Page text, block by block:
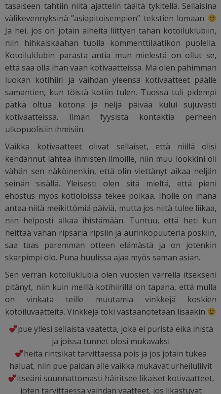
tasaiseen tahtiin niitä ajattelin täältä tykitellä. Sellaisina
välikevennyksinä ”asiapitoisempien” tekstien lomaan
Ja hei, jos on jotain aiheita liittyen tähän kotoiluklubiin,
niin hihkaiskaahan tuolla kommenttilaatikon puolella.
Kotoiluklubin parasta antia mun mielestä on ollut se,
että saa olla ihan vaan kotivaatteissa. Mä olen pahimman
luokan kotihiiri ja vaihdan yleensä kotivaatteet päälle
samantien, kun töistä kotiin tulen. Tuossa tuli pidempi
pätkä oltua kotona ja neljä päivää kului sujuvasti
kotivaatteissa. Ilman fyysistä kontaktia perheen
ulkopuolisiin ihmisiin.
Vaikka kotivaatteet olivat sellaiset, että niillä olisi
kehdannut lähteä ihmisten ilmoille, niin muu lookkini oli
vähän sen näköinenkin, että olin viettänyt aikaa neljän
seinän sisällä. Yleisesti olen sitä mieltä, että pieni
ehostus myös kotioloissa tekee poikaa. Iholle on ihana
antaa niitä meikittömiä päiviä, mutta jos niitä tulee liikaa,
niin helposti alkaa ihistämään. Tuntuu, että heti kun
heittää vähän ripsaria ripsiin ja aurinkopuuteria poskiin,
saa taas paremman otteen elämästä ja on jotenkin
skarpimpi olo. Puna huulissa ajaa myös saman asian.
Sen verran kotoiluklubia olen vuosien varrella itsekseni
pitänyt, niin kuin meillä kotihiirillä on tapana, että mulla
on vinkata teille muutamia vinkkejä koskien
kotoiluvaatteita. Vinkkejä toki vastaanotetaan lisääkin
pue yllesi sellaista vaatetta, joka ei purista eikä ihistä
ja joissa tunnet olosi mukavaksi
heitä rintsikat tarvittaessa pois ja jos jotain tukea
haluat, niin pue paidan alle vaikka mukavat urheiluliivit
itseäni suunnattomasti häiritsee likaiset kotivaatteet,
joten tarvittaessa vaihdan vaatteet, jos likastuvat